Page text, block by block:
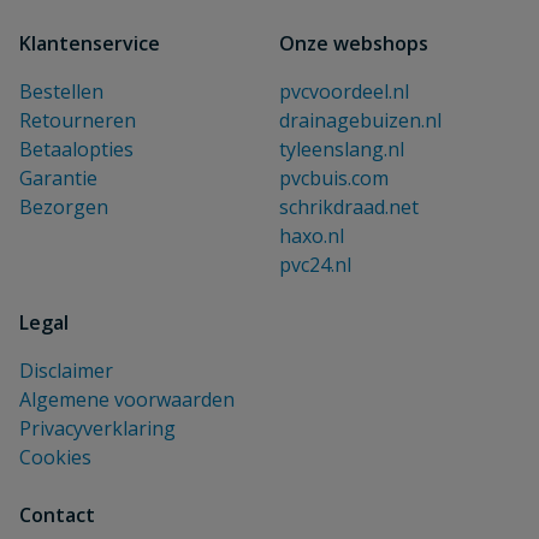
Klantenservice
Bestellen
Retourneren
Betaalopties
Garantie
Bezorgen
Onze webshops
pvcvoordeel.nl
drainagebuizen.nl
tyleenslang.nl
pvcbuis.com
schrikdraad.net
haxo.nl
pvc24.nl
Legal
Disclaimer
Algemene voorwaarden
Privacyverklaring
Cookies
Contact